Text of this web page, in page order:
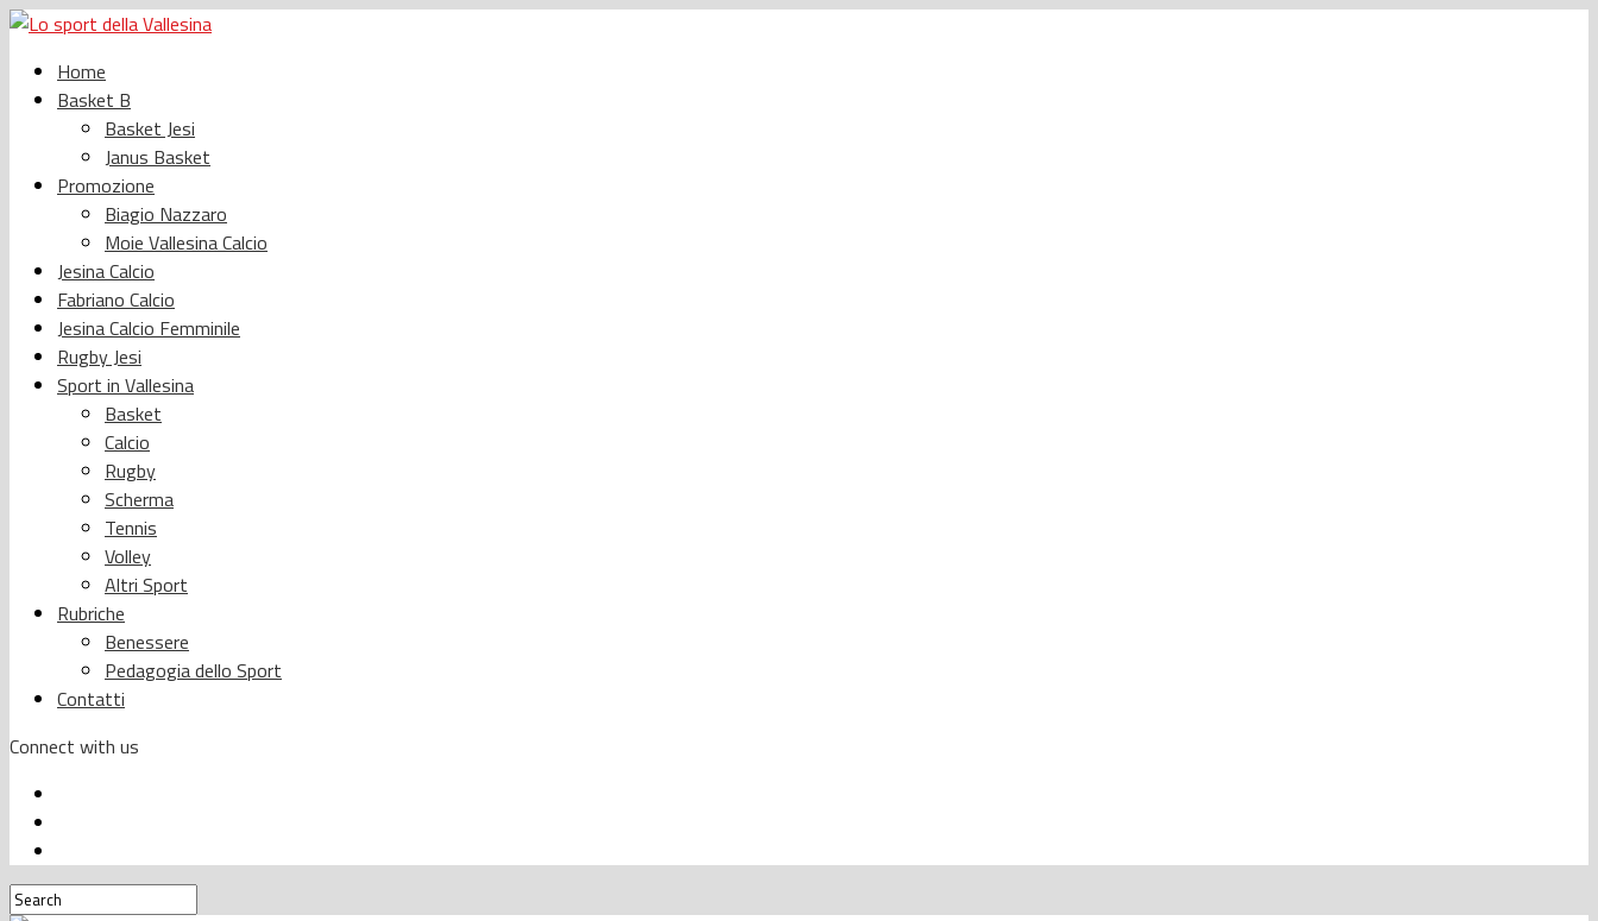
Home
Basket B
Basket Jesi
Janus Basket
Promozione
Biagio Nazzaro
Moie Vallesina Calcio
Jesina Calcio
Fabriano Calcio
Jesina Calcio Femminile
Rugby Jesi
Sport in Vallesina
Basket
Calcio
Rugby
Scherma
Tennis
Volley
Altri Sport
Rubriche
Benessere
Pedagogia dello Sport
Contatti
Connect with us